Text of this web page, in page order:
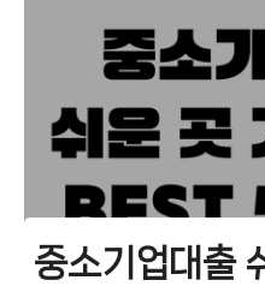
중소기업대출